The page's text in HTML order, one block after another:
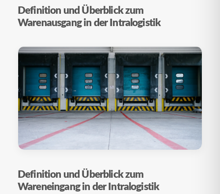
Definition und Überblick zum
Warenausgang in der Intralogistik
Definition und Überblick zum
Wareneingang in der Intralogistik